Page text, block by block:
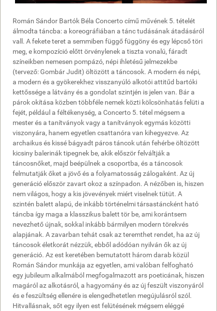
Román Sándor Bartók Béla Concerto című művének 5. tételét
álmodta táncba: a koreográfiában a tánc tudásának átadásáról
vall. A fekete teret a semmiben függő függöny és egy lépcső töri
meg, e kompozíció előtt örvénylenek a tiszta vonalú, fáradt
színeikben nemesen pompázó, népi ihletésű jelmezekbe
(tervező: Gombár Judit) öltözött a táncosok. A modern és népi,
a modern és a gyökerekhez visszanyúló alkotói attitűd bartóki
kettőssége a látvány és a gondolat szintjén is jelen van. Bár a
párok okítása közben többféle nemek közti kölcsönhatás felüti a
fejét, például a féltékenység, a Concerto 5. tétel mégsem a
mester és a tanítványok vagy a tanítványok egymás közötti
viszonyára, hanem egyetlen csattanóra van kihegyezve. Az
archaikus és kissé bágyadt páros táncok után fehérbe öltözött
kicsiny balerinák tipegnek be, akik először felváltják a
táncosnőket, majd beépülnek a csoportba, és a táncosok
felmutatják őket a jövő és a folyamatosság zálogaként. Az új
generáció először zavart okoz a színpadon. A nézőben is, hiszen
nem világos, hogy a kis jövevények miért viselnek tütüt. A
szintén balett alapú, de inkább történelmi társastáncként ható
táncba így maga a klasszikus balett tör be, ami korántsem
nevezhető újnak, sokkal inkább bármilyen modern törekvés
alapjának. A zavarban tehát csak az teremthet rendet, ha az új
táncosok életkorát nézzük, ebből adódóan nyilván ők az új
generáció. Az est keretében bemutatott három darab közül
Román Sándor munkája az egyetlen, ami valóban felfogható
egy jubileum alkalmából megfogalmazott ars poeticának, hiszen
magáról az alkotásról, a hagyomány és az új feszült viszonyáról
és e feszültség ellenére is elengedhetetlen megújulásról szól.
Hitvallásnak, sőt egy ilyen est felütésének mégsem eléggé